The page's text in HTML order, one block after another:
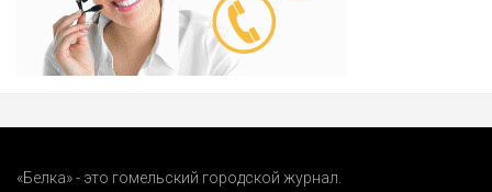
«Белка» - это гомельский городской журнал.